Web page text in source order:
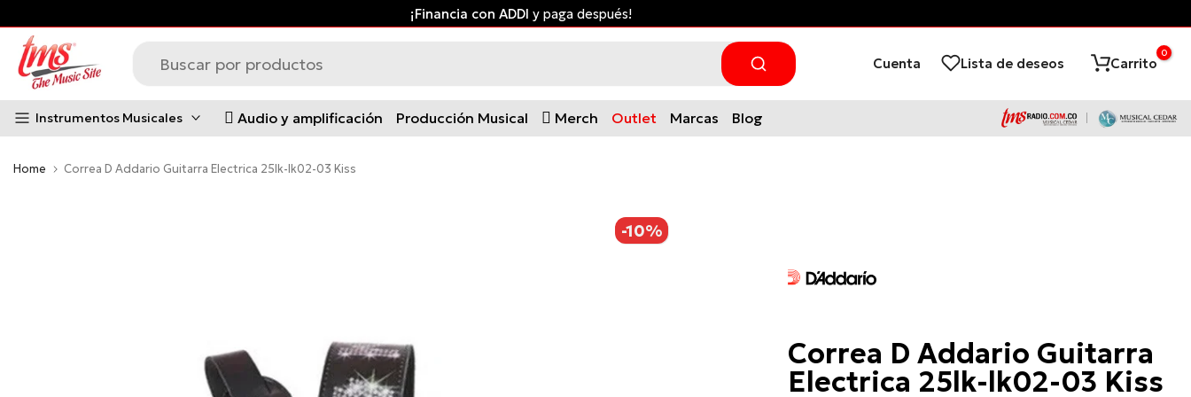
contenido
¡Financia con ADDI y paga después!
Cuenta Lista de deseos Carrito
0
Instrumentos Musicales Audio y amplificación Producción Musical Merch Outlet Marcas Blog
Home Correa D Addario Guitarra Electrica 25lk-lk02-03 Kiss
-10%
Correa D Addario Guitarra
Electrica 25lk-lk02-03 Kiss